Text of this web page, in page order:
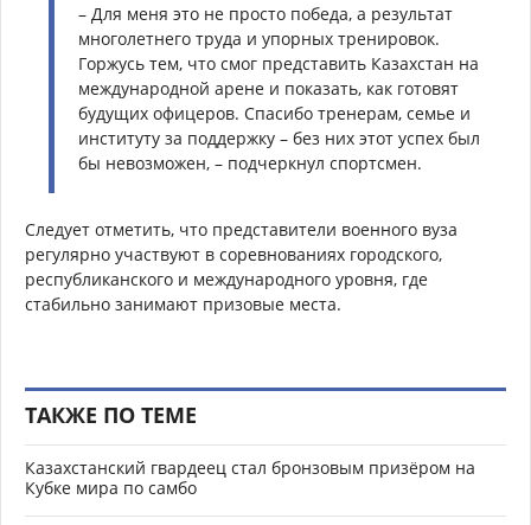
– Для меня это не просто победа, а результат
многолетнего труда и упорных тренировок.
Горжусь тем, что смог представить Казахстан на
международной арене и показать, как готовят
будущих офицеров. Спасибо тренерам, семье и
институту за поддержку – без них этот успех был
бы невозможен, – подчеркнул спортсмен.
Следует отметить, что представители военного вуза
регулярно участвуют в соревнованиях городского,
республиканского и международного уровня, где
стабильно занимают призовые места.
ТАКЖЕ ПО ТЕМЕ
Казахстанский гвардеец стал бронзовым призёром на
Кубке мира по самбо